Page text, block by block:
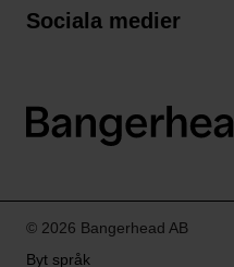
Köpvillkor
Våra fraktalternativ
Sociala medier
LinkedIn
© 2026 Bangerhead AB
Byt språk